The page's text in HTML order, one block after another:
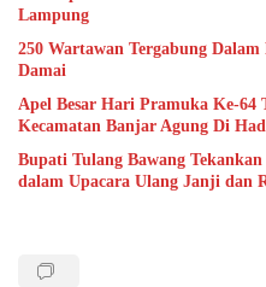
Lampung
250 Wartawan Tergabung
Damai
Apel Besar Hari Pramuka Ke-
Kecamatan Banjar Agung Di
Bupati Tulang Bawang
dalam Upacara Ulang Janji dan